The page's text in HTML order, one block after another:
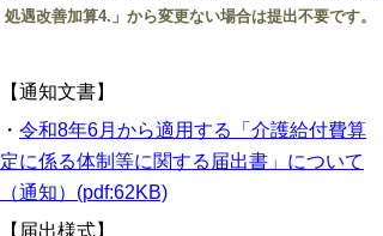
処遇改善加算4.」から変更ない場合は提出不要です。
【通知文書】
・ 令和8年6月から適用する「介護給付費算
定に係る体制等に関する届出書」について
（通知）(pdf:62KB)
【届出様式】